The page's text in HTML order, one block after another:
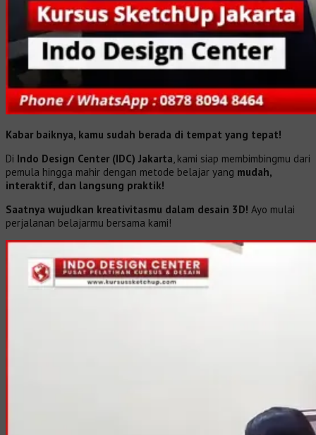
Kabar baiknya, kamu sudah berada di tempat yang tepat!
Di Indo Design Center (IDC) Jakarta , kami siap membimbingmu dari
pemula hingga mahir dengan metode belajar yang mudah,
interaktif, dan langsung praktik!
Saatnya wujudkan kreativitasmu dalam desain 3D! Ayo mulai
perjalanan belajarmu bersama kami!